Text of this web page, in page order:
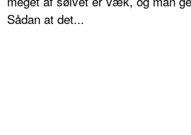
Sådan at det...